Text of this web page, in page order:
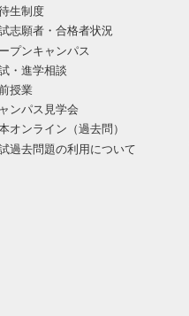
生制度
志願者・合格者状況
プンキャンパス
・進学相談
授業
ンパス見学会
オンライン（過去問）
過去問題の利用について